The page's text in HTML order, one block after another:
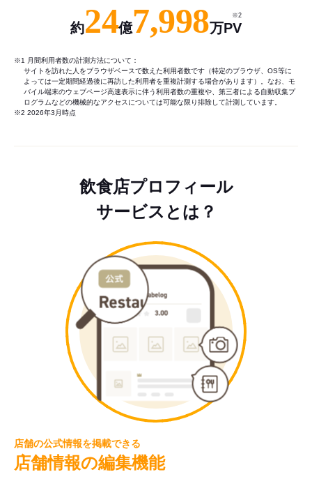
約24億7,998万PV
※2
※1 月間利用者数の計測方法について：
サイトを訪れた人をブラウザベースで数えた利用者数です（特定のブラウザ、OS等に
よっては一定期間経過後に再訪した利用者を重複計測する場合があります）。なお、モ
バイル端末のウェブページ高速表示に伴う利用者数の重複や、第三者による自動収集プ
ログラムなどの機械的なアクセスについては可能な限り排除して計測しています。
※2 2026年3月時点
飲食店プロフィール
サービスとは？
店舗の公式情報を掲載できる
店舗情報の編集機能